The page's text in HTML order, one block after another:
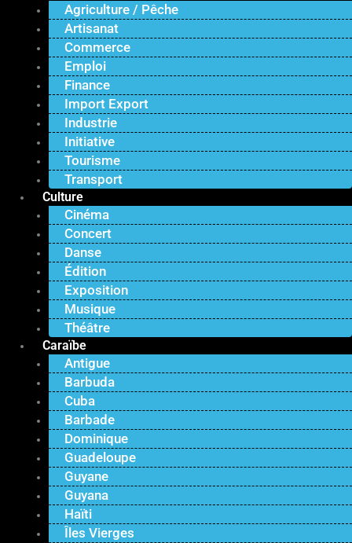
Agriculture / Pêche
Artisanat
Commerce
Emploi
Finance
Import Export
Industrie
Initiative
Tourisme
Transport
Culture
Cinéma
Concert
Danse
Édition
Exposition
Musique
Théâtre
Caraïbe
Antigue
Barbuda
Cuba
Barbade
Dominique
Guadeloupe
Guyane
Guyana
Haïti
Îles Vierges